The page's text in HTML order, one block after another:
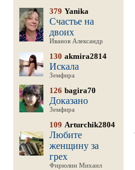
379 Yanika
Счастье на
двоих
Иванов Александр
130 akmira2814
Искала
Земфира
126 bagira70
Доказано
Земфира
109 Arturchik2804
Любите
женщину за
грех
Фирюлин Михаил